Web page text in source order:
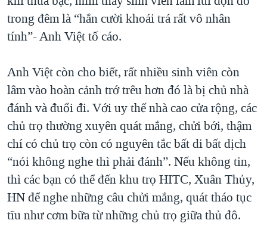
trong đêm là “hắn cười khoái trá rất vô nhân
tính”- Anh Việt tố cáo.
Anh Việt còn cho biết, rất nhiều sinh viên còn
lâm vào hoàn cảnh trớ trêu hơn đó là bị chủ nhà
đánh và đuổi đi. Với uy thế nhà cao cửa rộng, các
chủ trọ thường xuyên quát mắng, chửi bới, thậm
chí có chủ trọ còn có nguyên tắc bất di bất dịch
“nói không nghe thì phải đánh”. Nếu không tin,
thì các bạn có thể đến khu trọ HITC, Xuân Thủy,
HN để nghe những câu chửi mắng, quát tháo tục
tĩu như cơm bữa từ những chủ trọ giữa thủ đô.